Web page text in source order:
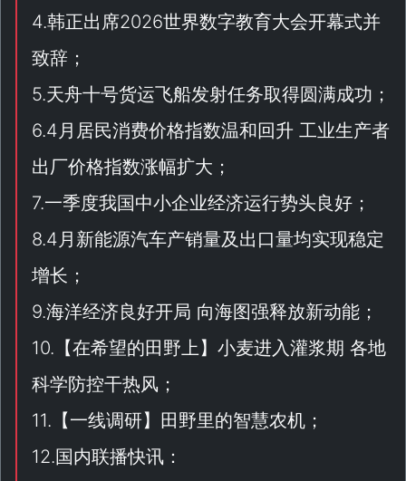
4.韩正出席2026世界数字教育大会开幕式并
致辞；
5.天舟十号货运飞船发射任务取得圆满成功；
6.4月居民消费价格指数温和回升 工业生产者
出厂价格指数涨幅扩大；
7.一季度我国中小企业经济运行势头良好；
8.4月新能源汽车产销量及出口量均实现稳定
增长；
9.海洋经济良好开局 向海图强释放新动能；
10.【在希望的田野上】小麦进入灌浆期 各地
科学防控干热风；
11.【一线调研】田野里的智慧农机；
12.国内联播快讯：